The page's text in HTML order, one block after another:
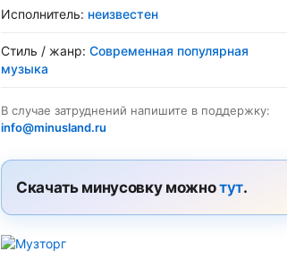
Исполнитель: неизвестен
Стиль / жанр: Современная популярная
музыка
В случае затруднений напишите в поддержку:
info@minusland.ru
Скачать минусовку можнотут.